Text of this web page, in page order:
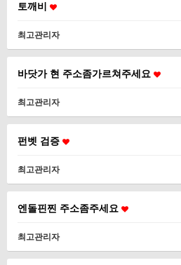
토깨비
최고관리자
바닷가 현 주소좀가르쳐주세요
최고관리자
펀벳 검증
최고관리자
엔돌핀찐 주소좀주세요
최고관리자